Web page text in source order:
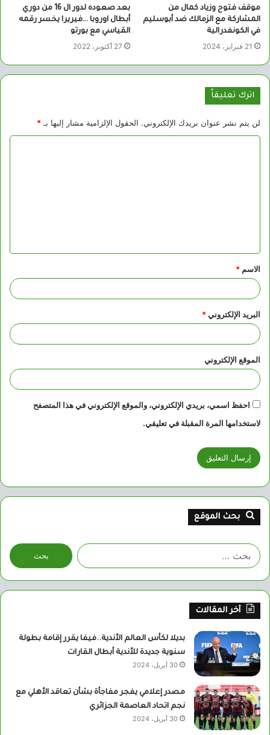
موقف فتوح وزياد كمال من
المشاركة مع الزمالك ضد أبوسليم
في الكونفدرالية
21 فبراير، 2024
بعد صعوده لدور ال 16 من دوري
أبطال اوروبا …فيريرا يخسر رقمه
القياسي مع بورتو
27 أكتوبر، 2022
اترك تعليقاً
لن يتم نشر عنوان بريدك الإلكتروني. الحقول الإلزامية مشار إليها بـ*
ق
*
الاسم *
البريد الإلكتروني*
الموقع الإلكتروني
احفظ اسمي، بريدي الإلكتروني، والموقع الإلكتروني في هذا المتصفح
لاستخدامها المرة المقبلة في تعليقي.
بحث الموقع
البحث
عن:
أخر المقالات
بديلا لكأس العالم الأندية..فيفا يقرر إقامة بطولة
سنوية جديدة للأندية أبطال القارات
30 أبريل، 2024
مصدر إعلامي يفجر مفاجأة بشأن تعاقد الأهلي مع
نجم اتحاد العاصمة الجزائري
30 أبريل، 2024